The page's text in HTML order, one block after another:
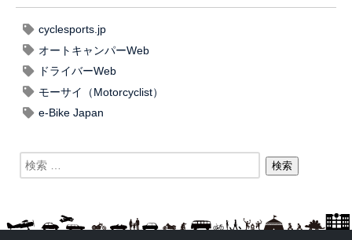
cyclesports.jp
オートキャンパーWeb
ドライバーWeb
モーサイ（Motorcyclist）
e-Bike Japan